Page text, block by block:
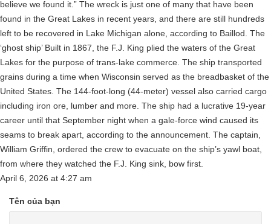
believe we found it.” The wreck is just one of many that have been
found in the Great Lakes in recent years, and there are still hundreds
left to be recovered in Lake Michigan alone, according to Baillod. The
‘ghost ship’ Built in 1867, the F.J. King plied the waters of the Great
Lakes for the purpose of trans-lake commerce. The ship transported
grains during a time when Wisconsin served as the breadbasket of the
United States. The 144-foot-long (44-meter) vessel also carried cargo
including iron ore, lumber and more. The ship had a lucrative 19-year
career until that September night when a gale-force wind caused its
seams to break apart, according to the announcement. The captain,
William Griffin, ordered the crew to evacuate on the ship’s yawl boat,
from where they watched the F.J. King sink, bow first.
April 6, 2026 at 4:27 am
Tên của bạn